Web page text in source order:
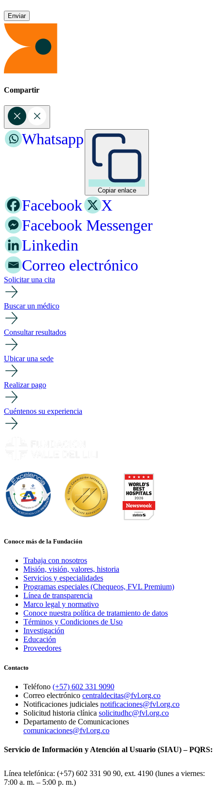
Compartir
Copiar enlace
Whatsapp
Facebook
X
Facebook Messenger
Linkedin
Correo electrónico
Solicitar una cita
Buscar un médico
Consultar resultados
Ubicar una sede
Realizar pago
Cuéntenos su experiencia
Conoce más de la Fundación
Trabaja con nosotros
Misión, visión, valores, historia
Servicios y especialidades
Programas especiales (Chequeos, FVL Premium)
Línea de transparencia
Marco legal y normativo
Conoce nuestra política de tratamiento de datos
Términos y Condiciones de Uso
Investigación
Educación
Proveedores
Contacto
Teléfono (+57) 602 331 9090
Correo electrónico centraldecitas@fvl.org.co
Notificaciones judiciales notificaciones@fvl.org.co
Solicitud historia clínica solicitudhc@fvl.org.co
Departamento de Comunicaciones
comunicaciones@fvl.org.co
Servicio de Información y Atención al Usuario (SIAU) – PQRS:
Línea telefónica: (+57) 602 331 90 90, ext. 4190 (lunes a viernes:
7:00 a. m. – 5:00 p. m.)